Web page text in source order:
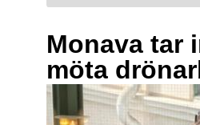
Monava tar
möta